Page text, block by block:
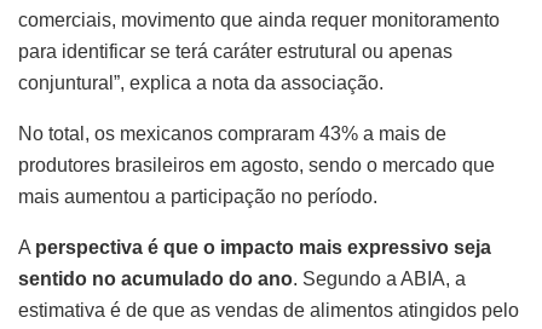
comerciais, movimento que ainda requer monitoramento
para identificar se terá caráter estrutural ou apenas
conjuntural”, explica a nota da associação.
No total, os mexicanos compraram 43% a mais de
produtores brasileiros em agosto, sendo o mercado que
mais aumentou a participação no período.
A perspectiva é que o impacto mais expressivo seja
sentido no acumulado do ano. Segundo a ABIA, a
estimativa é de que as vendas de alimentos atingidos pelo